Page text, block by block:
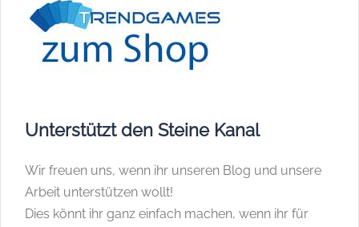
Unterstützt den Steine Kanal
Wir freuen uns, wenn ihr unseren Blog und unsere
Arbeit unterstützen wollt!
Dies könnt ihr ganz einfach machen, wenn ihr für